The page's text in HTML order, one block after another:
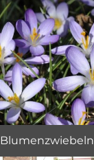
Blumenzwiebeln